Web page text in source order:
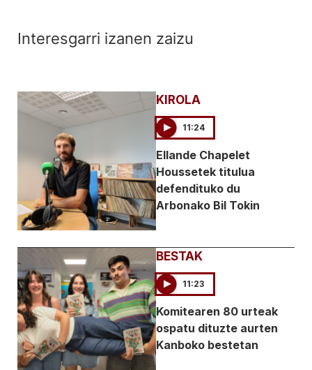
Interesgarri izanen zaizu
KIROLA
11:24
Ellande Chapelet
Houssetek titulua
defendituko du
Arbonako Bil Tokin
BESTAK
11:23
Komitearen 80 urteak
ospatu dituzte aurten
Kanboko bestetan